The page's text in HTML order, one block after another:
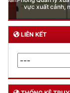
vực xuất cảnh,
LIÊN KẾT